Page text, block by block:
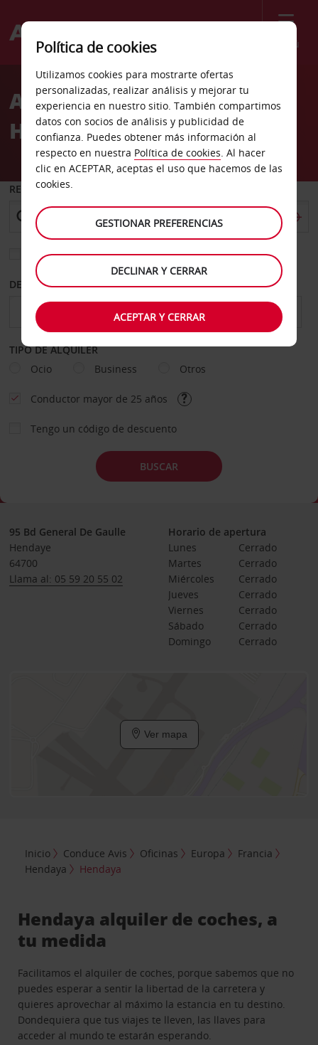
Menú
Welcome
AvisAlquiler de coches
Hendaya
RECOGER EN
Elegir otra oficina de devolución
DESDE HASTA
TIPO DE ALQUILER
Ocio
Business Otros
Conductor mayor de 25 años
Tengo un código de descuento
BUSCAR
95 Bd General De Gaulle
Hendaye
64700
Llama al: 05 59 20 55 02
Horario de apertura
Lunes
Cerrado
Martes
Cerrado
Miércoles
Cerrado
Jueves
Cerrado
Viernes
Cerrado
Sábado
Cerrado
Domingo
Cerrado
Ver mapa
Inicio Conduce Avis Oficinas Europa
Francia
Hendaya
Hendaya
Hendaya alquiler de coches, a
tu medida
Facilitamos el alquiler de coches, porque sabemos que no
puedes esperar a sentir la libertad de la carretera y
quieres aprovechar al máximo la estancia en tu destino.
Dondequiera que tus viajes te lleven, las llaves para
acceder al mundo te estarán esperando.
Política de cookies
Utilizamos cookies para mostrarte ofertas
personalizadas, realizar análisis y mejorar tu
experiencia en nuestro sitio. También compartimos
datos con socios de análisis y publicidad de
confianza. Puedes obtener más información al
respecto en nuestra Política de cookies. Al hacer
clic en ACEPTAR, aceptas el uso que hacemos de las
cookies.
GESTIONAR PREFERENCIAS
DECLINAR Y CERRAR
ACEPTAR Y CERRAR